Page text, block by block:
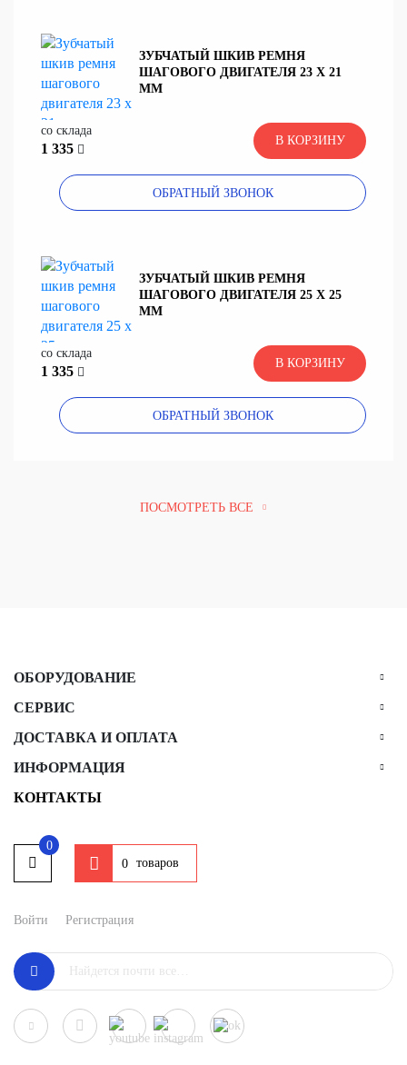
ЗУБЧАТЫЙ ШКИВ РЕМНЯ
ШАГОВОГО ДВИГАТЕЛЯ 23 X 21
ММ
со склада
1 335
В КОРЗИНУ
ОБРАТНЫЙ ЗВОНОК
ЗУБЧАТЫЙ ШКИВ РЕМНЯ
ШАГОВОГО ДВИГАТЕЛЯ 25 X 25
ММ
со склада
1 335
В КОРЗИНУ
ОБРАТНЫЙ ЗВОНОК
ПОСМОТРЕТЬ ВСЕ
ОБОРУДОВАНИЕ
СЕРВИС
ДОСТАВКА И ОПЛАТА
ИНФОРМАЦИЯ
КОНТАКТЫ
0
0 товаров
Войти Регистрация